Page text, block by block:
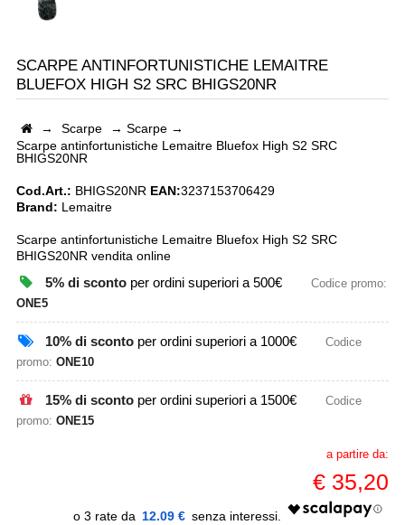
SCARPE ANTINFORTUNISTICHE LEMAITRE
BLUEFOX HIGH S2 SRC BHIGS20NR
→ Scarpe → Scarpe→
Scarpe antinfortunistiche Lemaitre Bluefox High S2 SRC
BHIGS20NR
Cod.Art.: BHIGS20NR EAN:3237153706429
Brand: Lemaitre
Scarpe antinfortunistiche Lemaitre Bluefox High S2 SRC
BHIGS20NR vendita online
5% di scontoper ordini superiori a 500€
Codice promo:
ONE5
10% di scontoper ordini superiori a 1000€
Codice
promo: ONE10
15% di scontoper ordini superiori a 1500€
Codice
promo: ONE15
a partire da:
€ 35,20
12.09 €